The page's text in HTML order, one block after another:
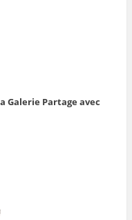
Galerie Partage avec